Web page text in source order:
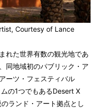
Courtesy of Lance
れた世界有数の観光地であ
同地域初のパブリック・ア
ーツ・フェスティバル
の1つでもあるDesert X
ランド・アート拠点とし